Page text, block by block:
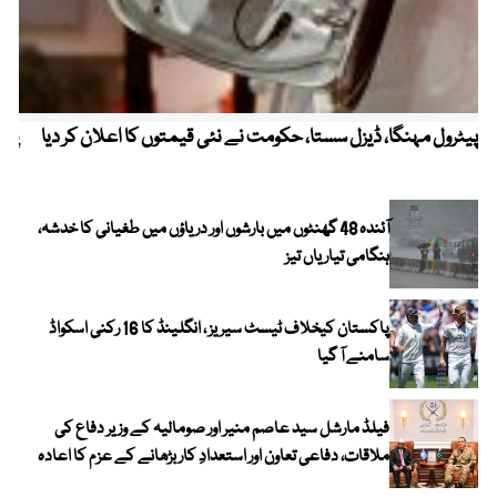
پیٹرول مہنگا، ڈیزل سستا، حکومت نے نئی قیمتوں کا اعلان کر دیا
آئندہ 48 گھنٹوں میں بارشوں اور دریاؤں میں طغیانی کا خدشہ،
ہنگامی تیاریاں تیز
پاکستان کیخلاف ٹیسٹ سیریز ، انگلینڈ کا 16 رکنی اسکواڈ
سامنے آ گیا
فیلڈ مارشل سید عاصم منیر اور صومالیہ کے وزیر دفاع کی
ملاقات، دفاعی تعاون اور استعدادِ کار بڑھانے کے عزم کا اعادہ